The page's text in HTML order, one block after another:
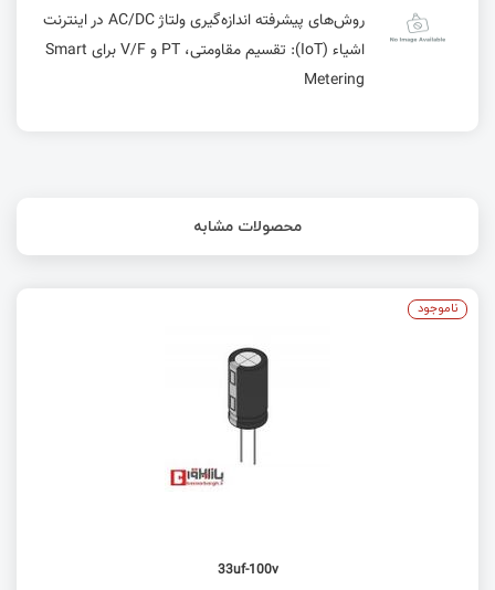
روش‌های پیشرفته اندازه‌گیری ولتاژ AC/DC در اینترنت
اشیاء (IoT): تقسیم مقاومتی، PT و V/F برای Smart
Metering
محصولات مشابه
33uf-100v
ناموجود